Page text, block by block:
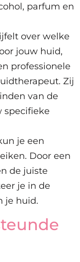
parfum en
over welke
jouw huid,
professionele
Zij
van de
specifieke
je een
Door een
de juiste
je in de
je huid.